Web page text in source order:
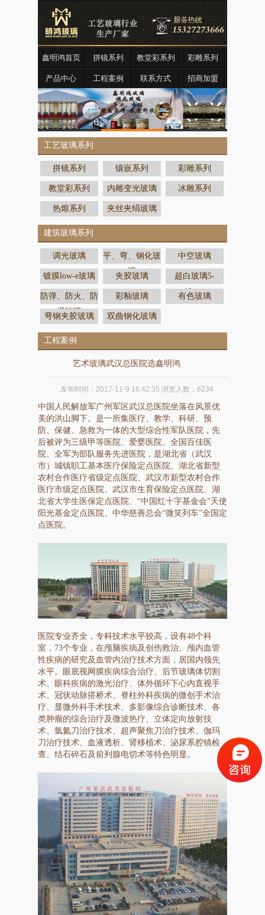
鑫明鸿首页 拼镜系列 教堂彩系列 彩雕系列
产品中心 工程案例 联系方式 招商加盟
工艺玻璃系列
拼镜系列 镶嵌系列 彩雕系列
教堂彩系列 内雕变光玻璃 冰雕系列
热熔系列 夹丝夹绢玻璃
建筑玻璃系列
调光玻璃
平、弯、钢化玻
璃
中空玻璃
镀膜low-e玻璃 夹胶玻璃
超白玻璃5-
19mm
防弹、防火、防
爆玻璃
彩釉玻璃 有色玻璃
弯钢夹胶玻璃 双曲钢化玻璃
工程案例
艺术玻璃武汉总医院选鑫明鸿
发布时间： 2017-11-9 16:42:35 浏览人数： 6234
中国人民解放军广州军区武汉总医院坐落在风景优
美的洪山脚下。是一所集医疗、教学、科研、预
防、保健、急救为一体的大型综合性军队医院，先
后被评为三级甲等医院、爱婴医院、全国百佳医
院、全军为部队服务先进医院，是湖北省（武汉
市）城镇职工基本医疗保险定点医院、湖北省新型
农村合作医疗省级定点医院、武汉市新型农村合作
医疗市级定点医院、武汉市生育保险定点医院、湖
北省大学生医保定点医院、“中国红十字基金会”天使
阳光基金定点医院、中华慈善总会“微笑列车”全国定
点医院。
医院专业齐全，专科技术水平较高，设有48个科
室，73个专业，在颅脑疾病及创伤救治、颅内血管
性疾病的研究及血管内治疗技术方面，居国内领先
水平。眼底视网膜疾病综合治疗、后节玻璃体切割
术、眼科疾病的激光治疗、体外循环下心内直视手
术、冠状动脉搭桥术、脊柱外科疾病的微创手术治
疗、显微外科手术技术、多影像综合诊断技术、各
类肿瘤的综合治疗及微波热疗、立体定向放射技
术、氩氦刀治疗技术、超声聚焦刀治疗技术、伽玛
刀治疗技术、血液透析、肾移植术、泌尿系腔镜检
查、结石碎石及前列腺电切术等特色明显。